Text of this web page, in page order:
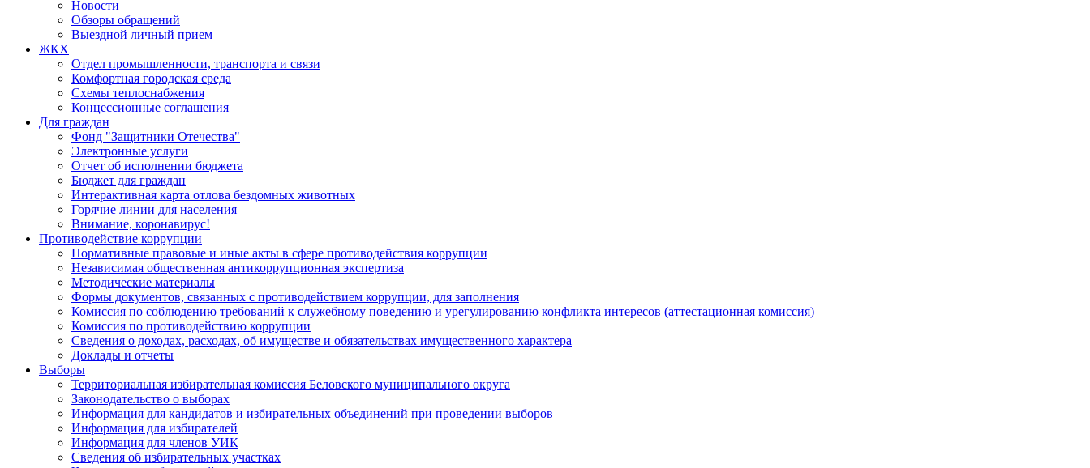
Новости
Обзоры обращений
Выездной личный прием
ЖКХ
Отдел промышленности, транспорта и связи
Комфортная городская среда
Схемы теплоснабжения
Концессионные соглашения
Для граждан
Фонд "Защитники Отечества"
Электронные услуги
Отчет об исполнении бюджета
Бюджет для граждан
Интерактивная карта отлова бездомных животных
Горячие линии для населения
Внимание, коронавирус!
Противодействие коррупции
Нормативные правовые и иные акты в сфере противодействия коррупции
Независимая общественная антикоррупционная экспертиза
Методические материалы
Формы документов, связанных с противодействием коррупции, для заполнения
Комиссия по соблюдению требований к служебному поведению и урегулированию конфликта интересов (аттестационная комиссия)
Комиссия по противодействию коррупции
Сведения о доходах, расходах, об имуществе и обязательствах имущественного характера
Доклады и отчеты
Выборы
Территориальная избирательная комиссия Беловского муниципального округа
Законодательство о выборах
Информация для кандидатов и избирательных объединений при проведении выборов
Информация для избирателей
Информация для членов УИК
Сведения об избирательных участках